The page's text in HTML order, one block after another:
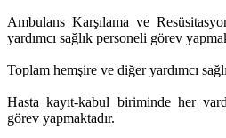
Ambulans Karşılama ve
yardımcı sağlık personeli görev
Toplam hemşire ve diğer yardımcı
Hasta kayıt-kabul biriminde her
görev yapmaktadır.